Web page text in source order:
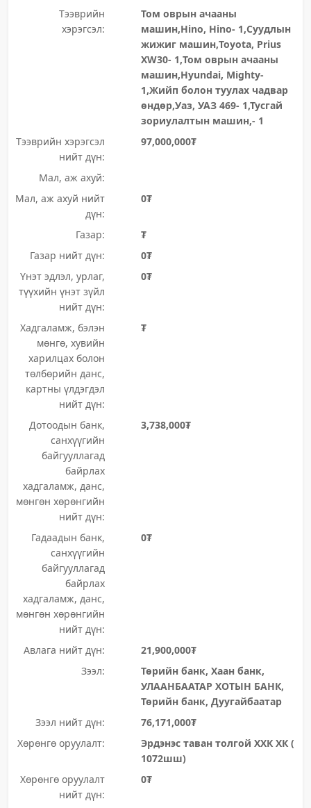
Тээврийн
хэрэгсэл:
Том оврын ачааны
машин,Hino, Hino- 1,Суудлын
жижиг машин,Toyota, Prius
XW30- 1,Том оврын ачааны
машин,Hyundai, Mighty-
1,Жийп болон туулах чадвар
өндөр,Уаз, УАЗ 469- 1,Тусгай
зориулалтын машин,- 1
Тээврийн хэрэгсэл
нийт дүн:
97,000,000₮
Мал, аж ахуй:
Мал, аж ахуй нийт
дүн:
0₮
Газар:
₮
Газар нийт дүн:
0₮
Үнэт эдлэл, урлаг,
түүхийн үнэт зүйл
нийт дүн:
0₮
Хадгаламж, бэлэн
мөнгө, хувийн
харилцах болон
төлбөрийн данс,
картны үлдэгдэл
нийт дүн:
₮
Дотоодын банк,
санхүүгийн
байгууллагад
байрлах
хадгаламж, данс,
мөнгөн хөрөнгийн
нийт дүн:
3,738,000₮
Гадаадын банк,
санхүүгийн
байгууллагад
байрлах
хадгаламж, данс,
мөнгөн хөрөнгийн
нийт дүн:
0₮
Авлага нийт дүн:
21,900,000₮
Зээл:
Төрийн банк, Хаан банк,
УЛААНБААТАР ХОТЫН БАНК,
Төрийн банк, Дуугайбаатар
Зээл нийт дүн:
76,171,000₮
Хөрөнгө оруулалт:
Эрдэнэс таван толгой ХХК ХК (
1072шш)
Хөрөнгө оруулалт
нийт дүн:
0₮